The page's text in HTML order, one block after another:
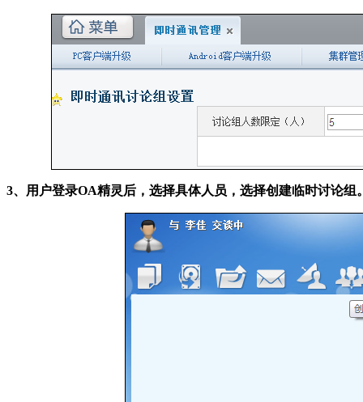
3、用户登录OA精灵后，选择具体人员，选择创建临时讨论组